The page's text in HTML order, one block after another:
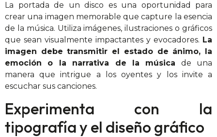
La portada de un disco es una oportunidad para
crear una imagen memorable que capture la esencia
de la música. Utiliza imágenes, ilustraciones o gráficos
que sean visualmente impactantes y evocadores. La
imagen debe transmitir el estado de ánimo, la
emoción o la narrativa de la música de una
manera que intrigue a los oyentes y los invite a
escuchar sus canciones.
Experimenta con la
tipografía y el diseño gráfico